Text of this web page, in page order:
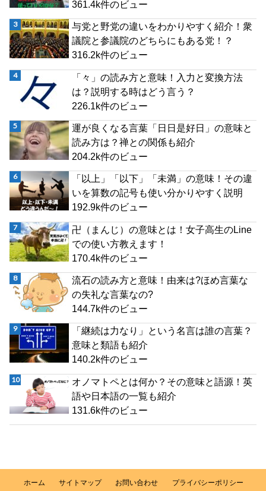
361.4k件のビュー
与党と野党の違いをわかりやすく紹介！衆
議院と参議院のどちらにもある党！？
316.2k件のビュー
「々」の読み方と意味！入力と変換方法
は？説明する時はどう言う？
226.1k件のビュー
運が良くなる言葉「日日是好日」の意味と
読み方は？禅との関係も紹介
204.2k件のビュー
「以上」「以下」「未満」の意味！その違
いを算数の記号も使い分かりやすく説明
192.9k件のビュー
卍（まんじ）の意味とは！女子高生のLine
での使い方教えます！
170.4k件のビュー
流石の読み方と意味！由来は?ほめ言葉な
の失礼な言葉なの?
144.7k件のビュー
「継続は力なり」という名言は誰の言葉？
意味と類語も紹介
140.2k件のビュー
オノマトペとは何か？その意味と語源！英
語や日本語の一覧も紹介
131.6k件のビュー
ホーム サイトマップ お問い合わせ プライバシーポリシー